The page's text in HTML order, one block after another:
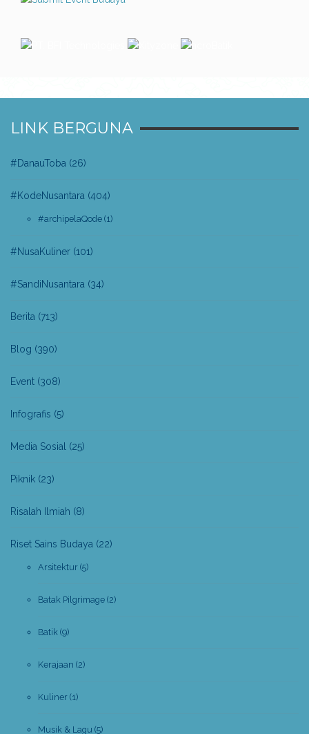
LINK BERGUNA
#DanauToba (26)
#KodeNusantara (404)
#archipelaQode (1)
#NusaKuliner (101)
#SandiNusantara (34)
Berita (713)
Blog (390)
Event (308)
Infografis (5)
Media Sosial (25)
Piknik (23)
Risalah Ilmiah (8)
Riset Sains Budaya (22)
Arsitektur (5)
Batak Pilgrimage (2)
Batik (9)
Kerajaan (2)
Kuliner (1)
Musik & Lagu (5)